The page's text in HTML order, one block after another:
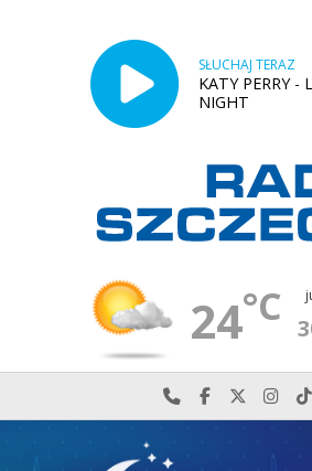
SŁUCHAJ TERAZ
KATY PERRY -
NIGHT
24°C
Najlepiej po
Odwiedź nas